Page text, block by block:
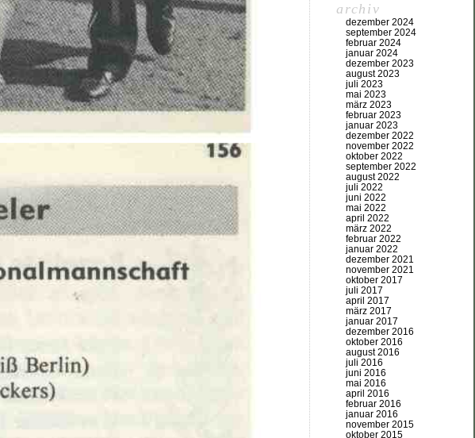
archiv
dezember 2024
september 2024
februar 2024
januar 2024
dezember 2023
august 2023
juli 2023
mai 2023
märz 2023
februar 2023
januar 2023
dezember 2022
november 2022
oktober 2022
september 2022
august 2022
juli 2022
juni 2022
mai 2022
april 2022
märz 2022
februar 2022
januar 2022
dezember 2021
november 2021
oktober 2017
juli 2017
april 2017
märz 2017
januar 2017
dezember 2016
oktober 2016
august 2016
juli 2016
juni 2016
mai 2016
april 2016
februar 2016
januar 2016
november 2015
oktober 2015